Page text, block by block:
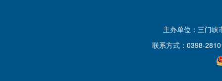
主办单位：三门
联系方式：0398-